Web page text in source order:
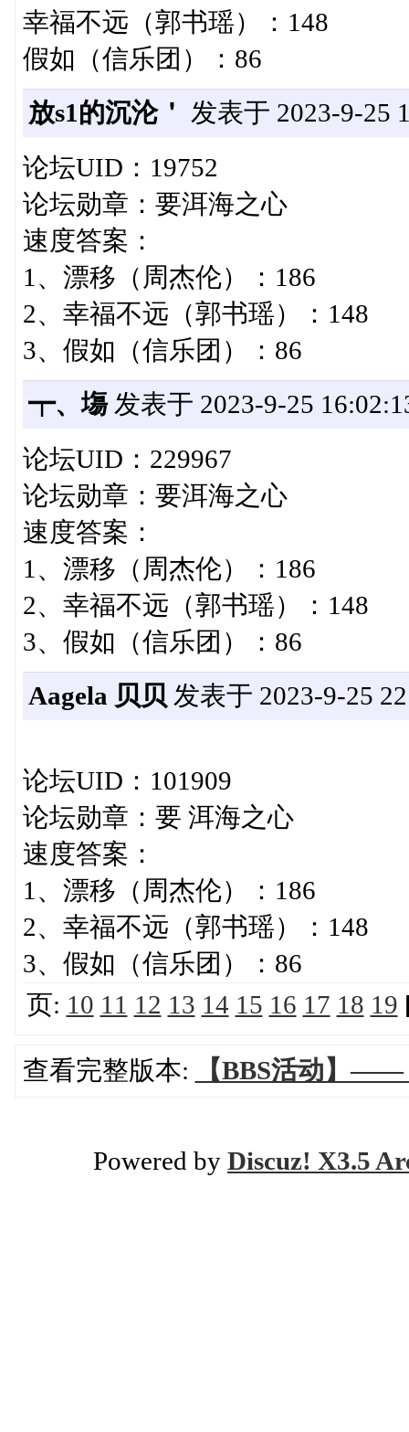
幸福不远（郭书瑶）：148
假如（信乐团）：86
放s1的沉沦＇ 发表于 2023-9-25
论坛UID：19752
论坛勋章：要洱海之心
速度答案：
1、漂移（周杰伦）：186
2、幸福不远（郭书瑶）：148
3、假如（信乐团）：86
┯、塲发表于 2023-9-25
论坛UID：229967
论坛勋章：要洱海之心
速度答案：
1、漂移（周杰伦）：186
2、幸福不远（郭书瑶）：148
3、假如（信乐团）：86
Aagela 贝贝 发表于 2023-9-25
论坛UID：101909
论坛勋章：要 洱海之心
速度答案：
1、漂移（周杰伦）：186
2、幸福不远（郭书瑶）：148
3、假如（信乐团）：86
页: 10 11 12 13 14 15 16 17 18 19
查看完整版本: 【BBS活动】
Powered by Discuz! X3.5